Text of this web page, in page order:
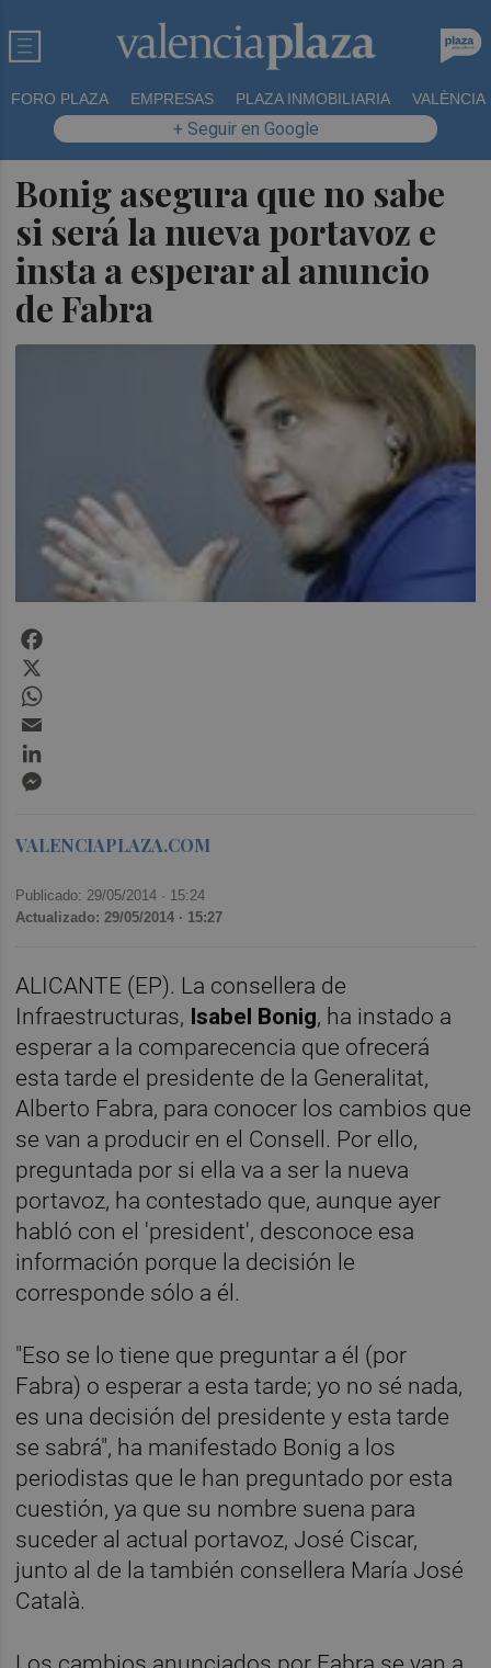
FORO PLAZA EMPRESAS PLAZA INMOBILIARIA VALÈNCIA
+ Seguir en Google
Bonig asegura que no sabe
si será la nueva portavoz e
insta a esperar al anuncio
de Fabra
VALENCIAPLAZA.COM
Publicado: 29/05/2014 · 15:24
Actualizado: 29/05/2014 · 15:27
ALICANTE (EP). La consellera de
Infraestructuras, Isabel Bonig, ha instado a
esperar a la comparecencia que ofrecerá
esta tarde el presidente de la Generalitat,
Alberto Fabra, para conocer los cambios que
se van a producir en el Consell. Por ello,
preguntada por si ella va a ser la nueva
portavoz, ha contestado que, aunque ayer
habló con el 'president', desconoce esa
información porque la decisión le
corresponde sólo a él.
"Eso se lo tiene que preguntar a él (por
Fabra) o esperar a esta tarde; yo no sé nada,
es una decisión del presidente y esta tarde
se sabrá", ha manifestado Bonig a los
periodistas que le han preguntado por esta
cuestión, ya que su nombre suena para
suceder al actual portavoz, José Ciscar,
junto al de la también consellera María José
Català.